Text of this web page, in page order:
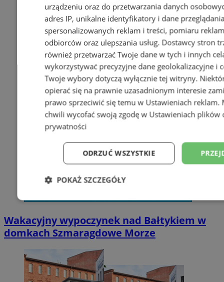
Wakacyjny wypoczynek nad Bałtykiem w
domkach Szmaragdowe Morze
urządzeniu oraz do przetwarzania danych
adres IP, unikalne identyfikatory i dane
spersonalizowanych reklam i treści, pomiaru
odbiorców oraz ulepszania usług. Dostawcy stron
również przetwarzać Twoje dane w tych i innych
wykorzystywać precyzyjne dane geolokalizacyjne i
Twoje wybory dotyczą wyłącznie tej witryny.
opierać się na prawnie uzasadnionym interesie
prawo sprzeciwić się temu w Ustawieniach reklam.
chwili wycofać swoją zgodę w Ustawieniach plików
prywatności
ODRZUĆ WSZYSTKIE
POKAŻ SZCZEGÓŁY
Niezbędne Wydajność
Niesklasyfikowane